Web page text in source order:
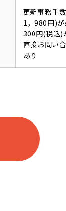
更新事務手
1，980円)が
300円(税込)
直接お問い
あり